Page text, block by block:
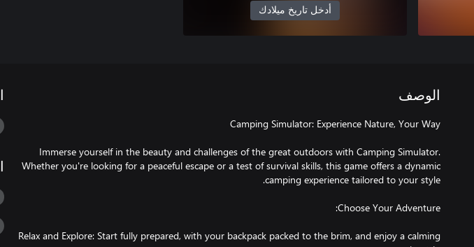
أدخل تاريخ ميلادك
الوصف
Immerse yourself in the beauty and challenges of the great outdoors with Camping Simulator.
Whether you're looking for a peaceful escape or a test of survival skills, this game offers a dynamic
Relax and Explore: Start fully prepared, with your backpack packed to the brim, and enjoy a calming